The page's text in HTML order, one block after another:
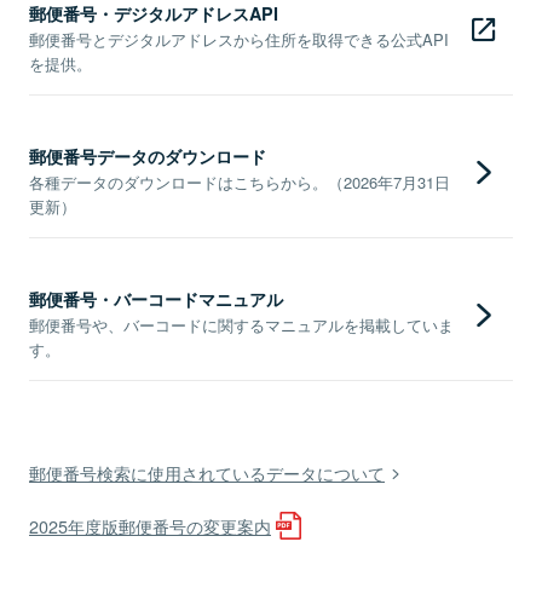
郵便番号・デジタルアドレスAPI
郵便番号とデジタルアドレスから住所を取得できる公式API
を提供。
郵便番号データのダウンロード
各種データのダウンロードはこちらから。（2026年7月31日
更新）
郵便番号・バーコードマニュアル
郵便番号や、バーコードに関するマニュアルを掲載していま
す。
郵便番号検索に使用されているデータについて
2025年度版郵便番号の変更案内